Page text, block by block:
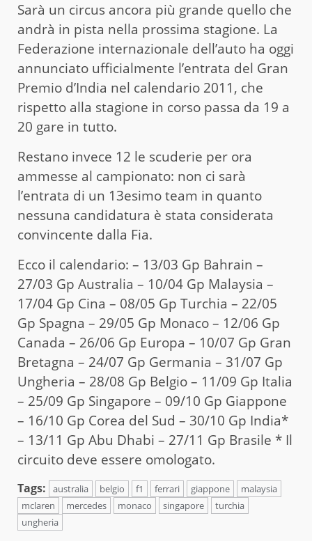
Sarà un circus ancora più grande quello che
andrà in pista nella prossima stagione. La
Federazione internazionale dell’auto ha oggi
annunciato ufficialmente l’entrata del Gran
Premio d’India nel calendario 2011, che
rispetto alla stagione in corso passa da 19 a
20 gare in tutto.
Restano invece 12 le scuderie per ora
ammesse al campionato: non ci sarà
l’entrata di un 13esimo team in quanto
nessuna candidatura è stata considerata
convincente dalla Fia.
Ecco il calendario: – 13/03 Gp Bahrain –
27/03 Gp Australia – 10/04 Gp Malaysia –
17/04 Gp Cina – 08/05 Gp Turchia – 22/05
Gp Spagna – 29/05 Gp Monaco – 12/06 Gp
Canada – 26/06 Gp Europa – 10/07 Gp Gran
Bretagna – 24/07 Gp Germania – 31/07 Gp
Ungheria – 28/08 Gp Belgio – 11/09 Gp Italia
– 25/09 Gp Singapore – 09/10 Gp Giappone
– 16/10 Gp Corea del Sud – 30/10 Gp India*
– 13/11 Gp Abu Dhabi – 27/11 Gp Brasile * Il
circuito deve essere omologato.
Tags: australia belgio f1 ferrari giappone
malaysia
mclaren
mercedes monaco singapore
turchia
ungheria